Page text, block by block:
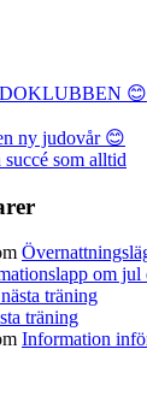
😊
ny judovår 😊
som alltid
om jul
träning
träning
Information